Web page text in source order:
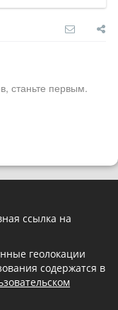
станьте первым.
ссылка на
геолокации
содержатся в